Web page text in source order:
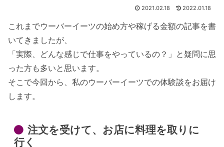
2021.02.18 2022.01.18
これまでウーバーイーツの始め方や稼げる金額の記事を書
いてきましたが、
「実際、どんな感じで仕事をやっているの？」と 疑問に思
った方も多いと思います。
そこで今回から、私のウーバーイーツでの体験談をお届け
します。
注文を受けて、お店に料理を取りに
行く